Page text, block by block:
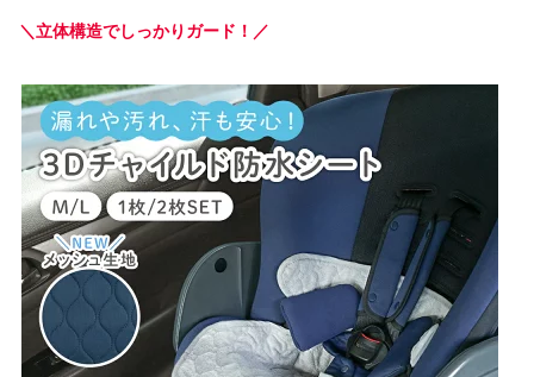
＼立体構造でしっかりガード！ ／